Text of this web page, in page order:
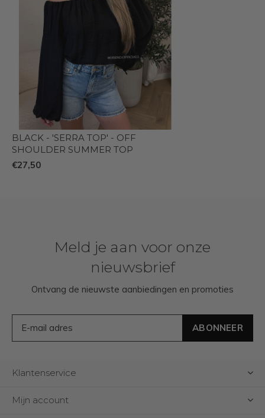
BLACK - 'SERRA TOP' - OFF
SHOULDER SUMMER TOP
€27,50
Meld je aan voor onze
nieuwsbrief
Ontvang de nieuwste aanbiedingen en promoties
ABONNEER
Klantenservice
Mijn account